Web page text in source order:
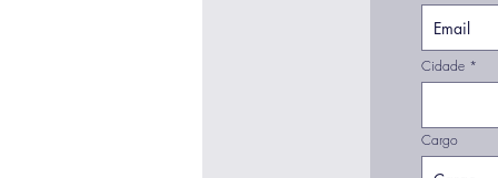
Cidade
Cargo